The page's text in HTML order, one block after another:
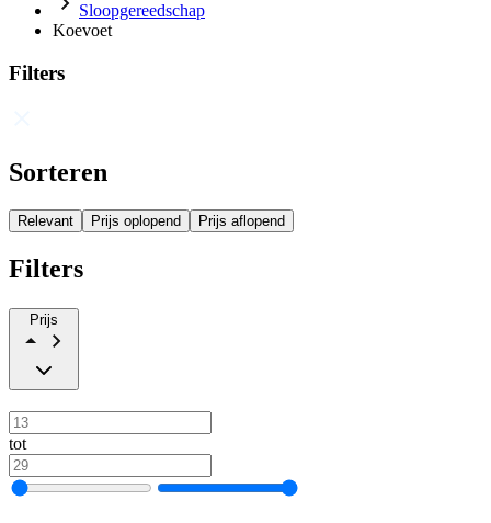
Sloopgereedschap
Koevoet
Filters
Sorteren
Relevant Prijs oplopend Prijs aflopend
Filters
Prijs
tot